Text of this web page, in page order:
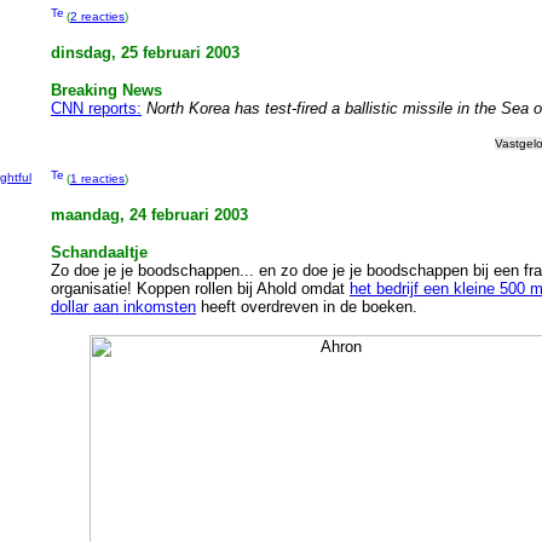
(2 reacties)
dinsdag, 25 februari 2003
Breaking News
CNN reports: North Korea has test-fired a ballistic missile in the Sea
(1 reacties)
maandag, 24 februari 2003
Schandaaltje
Zo doe je je boodschappen... en zo doe je je boodschappen bij een
organisatie! Koppen rollen bij Ahold omdat het bedrijf een kleine 500
dollar aan inkomsten heeft overdreven in de boeken.